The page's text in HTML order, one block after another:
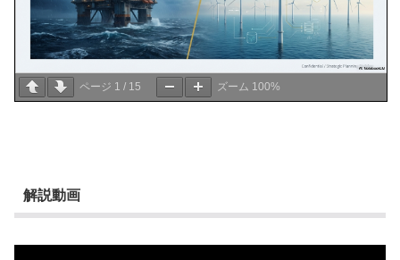
ページ 1 / 15 ズーム 100%
解説動画